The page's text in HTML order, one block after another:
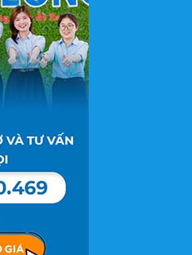
phù hợp cho phong bì
gia công thường dùng